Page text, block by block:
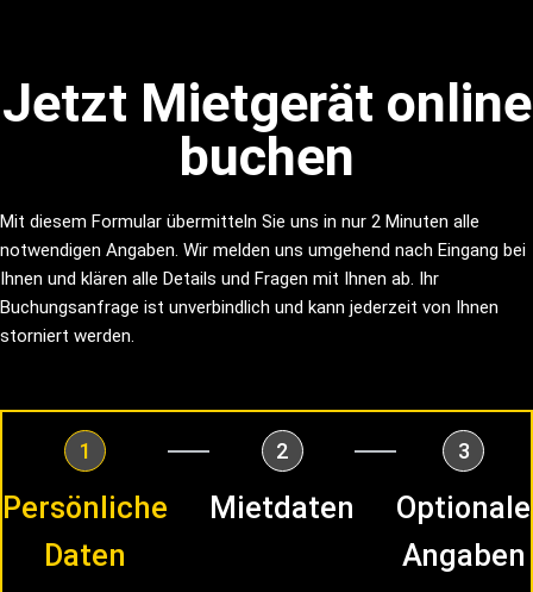
Jetzt Mietgerät online
buchen
Mit diesem Formular übermitteln Sie uns in nur 2 Minuten alle
notwendigen Angaben. Wir melden uns umgehend nach Eingang bei
Ihnen und klären alle Details und Fragen mit Ihnen ab. Ihr
Buchungsanfrage ist unverbindlich und kann jederzeit von Ihnen
storniert werden.
1
Persönliche
Daten
2
Mietdaten
3
Optionale
Angaben